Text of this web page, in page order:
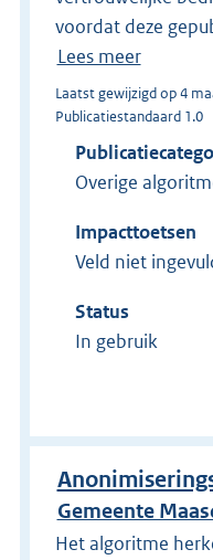
voordat deze
Lees meer
Laatst gewijzigd op 4
Publicatiestandaard 1.0
Overige
Impacttoetsen
Veld niet
Status
In gebruik
Gemeente
Het algoritme